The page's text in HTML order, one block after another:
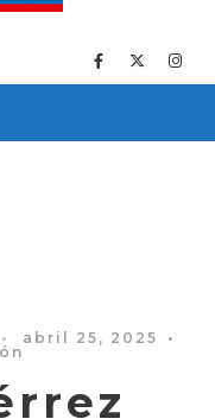
• abril 25, 2025
•